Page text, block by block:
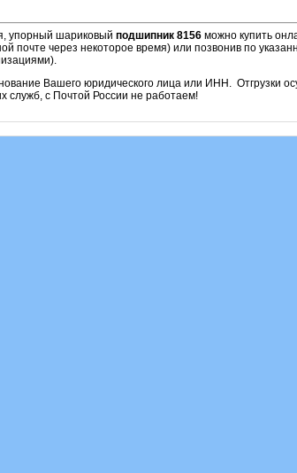
упорный шариковый подшипник 8156 можно купить
почте через некоторое время) или позвонив по
Вашего юридического лица или ИНН. Отгрузки
служб, с Почтой России не работаем!